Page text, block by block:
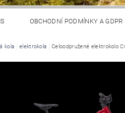
OBCHODNÍ PODMÍNKY A GDPR
kola elektrokola Celoodpružené elektrokolo